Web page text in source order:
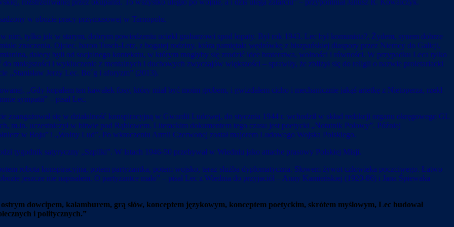
rozstrzeliwanej przez okupanta. To wszystko uległo po wojnie, a i dziś ulega zatarciu” – przypomniał Janusz R. Kowalczyk.
w obozie pracy przymusowej w Tarnopolu.
nim, tylko jak w starym, dobrym powiedzeniu uciekł grabarzowi spod łopaty. Był rok 1943. Lec był komunista?, Żydem, synem dobrze
znaczenia. Ojciec, baron Tusch-Letz, z bogatej rodziny, która pamiętała wędrówkę z hiszpańskiej diaspory przez Niemcy do Galicji,
dalecy byli od socjalnego kontekstu, w którym mogłyby się zrodzić idee braterstwa, wolności i równości. W przypadku Leca tylko
mniejszości i wykluczenie z mentalnych i duchowych zwyczajów większości – sprawiły, że zbliżył się do religii o nazwie proletariacki
„Stanisław Jerzy Lec. Bo´g i aforyzm” (2013).
„Gdy kopałem ten kawałek fosy, który miał być moim grobem, i gwizdałem cicho i mechanicznie jakąś arietkę z Nietoperza, rzekł
sympatii” – pisał Lec.
zaangażował się w działalność konspiracyjną w Gwardii Ludowej, do stycznia 1944 r. wchodził w skład redakcji organu okręgowego GL
m.in. uczestniczył w bitwie pod Rąblowem. Literackim dokumentem tego czasu jest poetycki „Notatnik Polowy”. Później
w Boju” i „Wolny Lud”. Po wkroczeniu Armii Czerwonej został majorem Ludowego Wojska Polskiego.
tygodnik satyryczny „Szpilki”. W latach 1946-50 przebywał w Wiedniu jako attache prasowy Polskiej Misji.
robota konspiracyjna, potem partyzantka, potem wojsko, teraz służba dyplomatyczna. Słowem żywot człowieka poczciwego. Łatwo
jeszcze nie napisałem. O partyzantce mało” – pisał Lec z Wiednia do przyjaciół – Anny Kamieńskiej (1920-86) i Jana Śpiewaka
dowcipem, kalamburem, grą słów, konceptem językowym, konceptem poetyckim, skrótem myślowym, Lec budował
i politycznych.”